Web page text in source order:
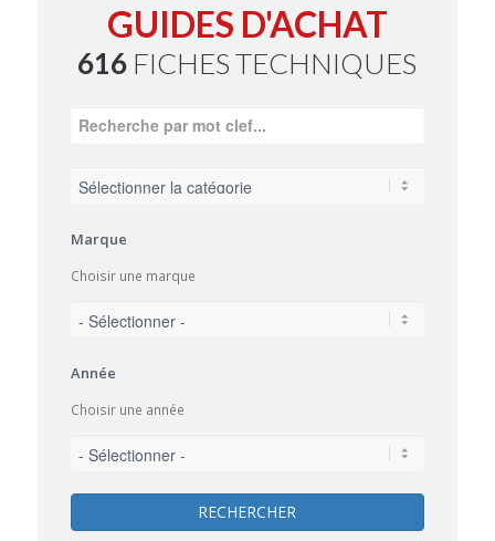
GUIDES D'ACHAT
616 FICHES TECHNIQUES
Marque
Choisir une marque
Année
Choisir une année
RECHERCHER